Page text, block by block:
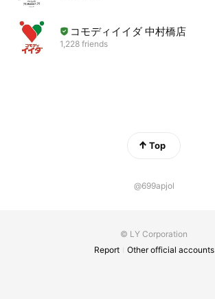
コモディイイダ 中村橋店
1,228 friends
Top
@699apjol
© LY Corporation
Report
Other official accounts